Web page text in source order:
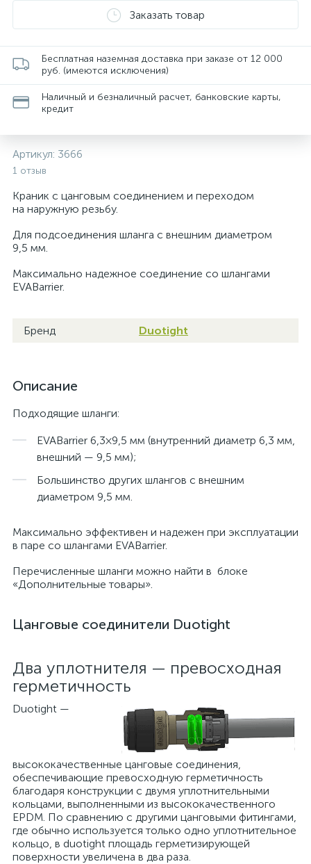
Заказать товар
Бесплатная наземная доставка при заказе от 12 000
руб. (имеются исключения)
Наличный и безналичный расчет, банковские карты,
кредит
Артикул: 3666
1 отзыв
Краник с цанговым соединением и переходом
на наружную резьбу.
Для подсоединения шланга с внешним диаметром
9,5 мм.
Максимально надежное соединение со шлангами
EVABarrier.
Бренд Duotight
Описание
Подходящие шланги:
EVABarrier 6,3×9,5 мм (внутренний диаметр 6,3 мм,
внешний — 9,5 мм);
Большинство других шлангов с внешним
диаметром 9,5 мм.
Максимально эффективен и надежен при эксплуатации
в паре со шлангами EVABarrier.
Перечисленные шланги можно найти в блоке
«Дополнительные товары».
Цанговые соединители Duotight
Два уплотнителя — превосходная
герметичность
Duotight —
высококачественные цанговые соединения,
обеспечивающие превосходную герметичность
благодаря конструкции с двумя уплотнительными
кольцами, выполненными из высококачественного
EPDM. По сравнению с другими цанговыми фитингами,
где обычно используется только одно уплотнительное
кольцо, в duotight площадь герметизирующей
поверхности увеличена в два раза.